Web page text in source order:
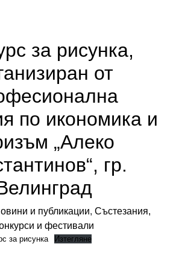
за рисунка,
от
по икономика и
„Алеко
гр.
и публикации, Състезания,
и фестивали
за рисунка Изтегляне